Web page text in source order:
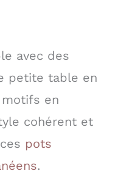
avec des
petite table en
en
cohérent et
pots
.